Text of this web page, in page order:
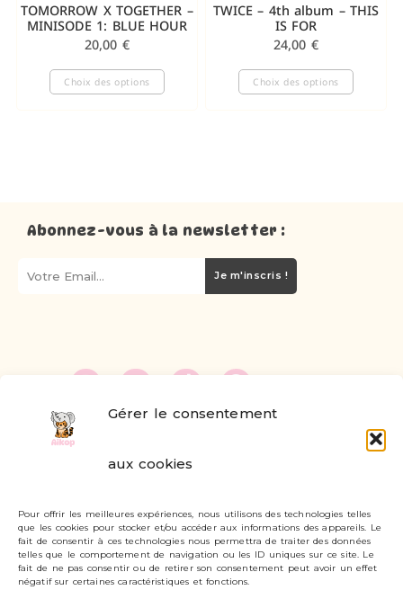
Gérer le consentement
aux cookies
Pour offrir les meilleures expériences, nous utilisons des technologies telles
que les cookies pour stocker et/ou accéder aux informations des appareils. Le
fait de consentir à ces technologies nous permettra de traiter des données
telles que le comportement de navigation ou les ID uniques sur ce site. Le
fait de ne pas consentir ou de retirer son consentement peut avoir un effet
négatif sur certaines caractéristiques et fonctions.
TOMORROW X TOGETHER –
MINISODE 1: BLUE HOUR
20,00 €
Choix des options
TWICE – 4th album – THIS
IS FOR
24,00 €
Choix des options
Abonnez-vous à la newsletter :
Je m'inscris !
Livraisons et retours
Mon compte